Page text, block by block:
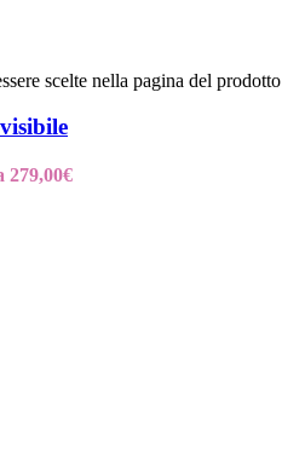
scelte nella pagina del prodotto
279,00€